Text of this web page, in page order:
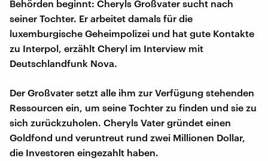
Behörden beginnt: Cheryls Großvater sucht nach
seiner Tochter. Er arbeitet damals für die
luxemburgische Geheimpolizei und hat gute Kontakte
zu Interpol, erzählt Cheryl im Interview mit
Deutschlandfunk Nova.
Der Großvater setzt alle ihm zur Verfügung stehenden
Ressourcen ein, um seine Tochter zu finden und sie zu
sich zurückzuholen. Cheryls Vater gründet einen
Goldfond und veruntreut rund zwei Millionen Dollar,
die Investoren eingezahlt haben.